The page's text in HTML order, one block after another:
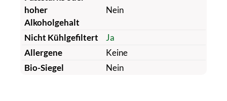
hoher
Alkoholgehalt
Nein
Nicht Kühlgefiltert
Ja
Allergene
Keine
Bio-Siegel
Nein